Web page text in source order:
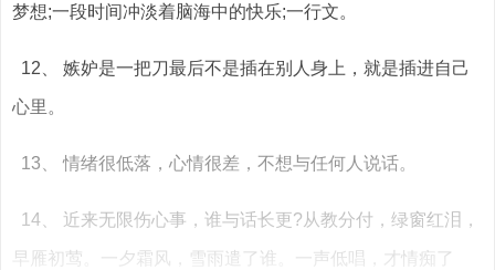
梦想;一段时间冲淡着脑海中的快乐;一行文。
12、 嫉妒是一把刀最后不是插在别人身上，就是插进自己
心里。
13、 情绪很低落，心情很差，不想与任何人说话。
14、 近来无限伤心事，谁与话长更?从教分付，绿窗红泪，
早雁初莺。一夕霜风，雪雨遣了谁。一声低唱，才情痴了